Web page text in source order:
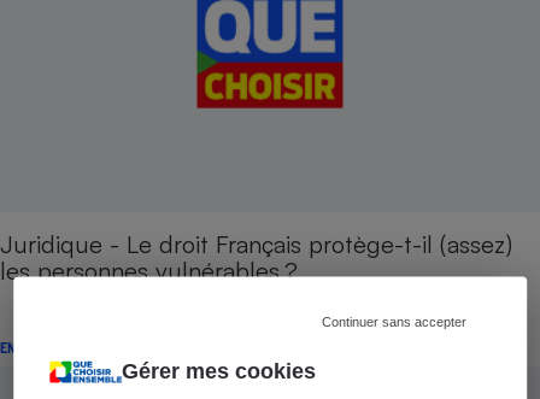
Gérer mes cookies
Continuer sans accepter
Juridique - Le droit Français protège-t-il ( assez )
les personnes vulnérables ?
ENQUÊTE